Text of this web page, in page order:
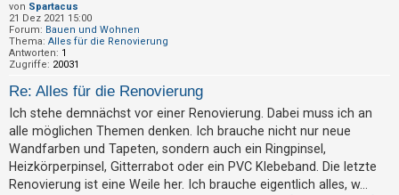
von Spartacus
21 Dez 2021 15:00
Forum: Bauen und Wohnen
Thema: Alles für die Renovierung
Antworten: 1
Zugriffe: 20031
Re: Alles für die Renovierung
Ich stehe demnächst vor einer Renovierung. Dabei muss ich an
alle möglichen Themen denken. Ich brauche nicht nur neue
Wandfarben und Tapeten, sondern auch ein Ringpinsel,
Heizkörperpinsel, Gitterrabot oder ein PVC Klebeband. Die letzte
Renovierung ist eine Weile her. Ich brauche eigentlich alles, w...